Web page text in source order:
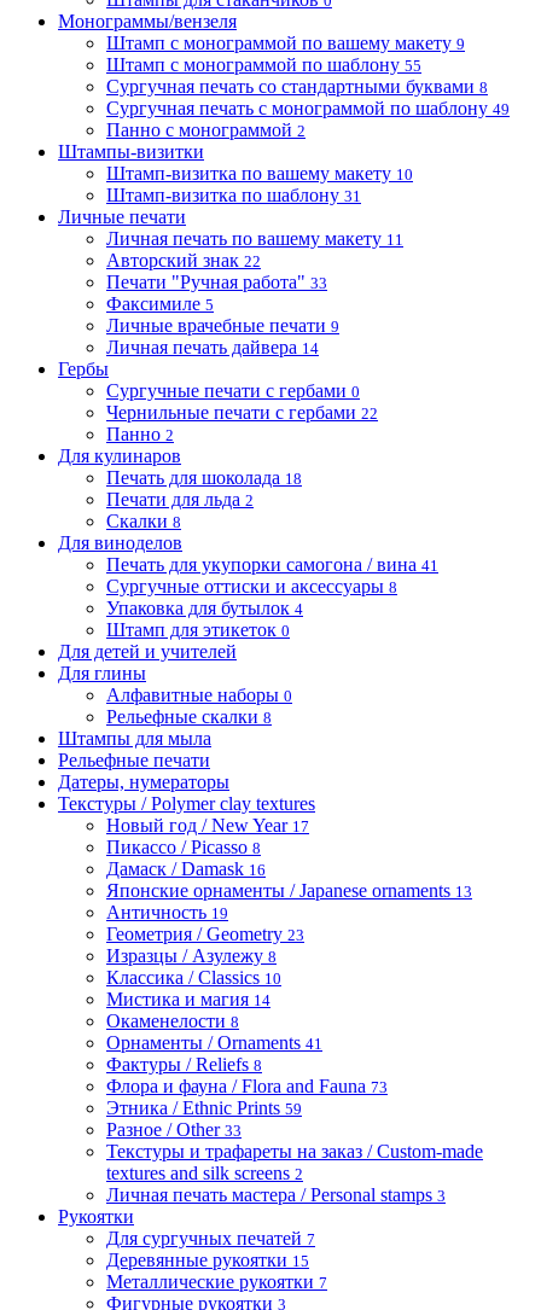
Монограммы/вензеля
Штамп с монограммой по вашему макету 9
Штамп с монограммой по шаблону 55
Сургучная печать со стандартными буквами 8
Сургучная печать с монограммой по шаблону 49
Панно с монограммой 2
Штампы-визитки
Штамп-визитка по вашему макету 10
Штамп-визитка по шаблону 31
Личные печати
Личная печать по вашему макету 11
Авторский знак 22
Печати "Ручная работа" 33
Факсимиле 5
Личные врачебные печати 9
Личная печать дайвера 14
Гербы
Сургучные печати с гербами 0
Чернильные печати с гербами 22
Панно 2
Для кулинаров
Печать для шоколада 18
Печати для льда 2
Скалки 8
Для виноделов
Печать для укупорки самогона / вина 41
Сургучные оттиски и аксессуары 8
Упаковка для бутылок 4
Штамп для этикеток 0
Для детей и учителей
Для глины
Алфавитные наборы 0
Рельефные скалки 8
Штампы для мыла
Рельефные печати
Датеры, нумераторы
Текстуры / Polymer clay textures
Новый год / New Year 17
Пикассо / Picasso 8
Дамаск / Damask 16
Японские орнаменты / Japanese ornaments 13
Античность 19
Геометрия / Geometry 23
Изразцы / Азулежу 8
Классика / Classics 10
Мистика и магия 14
Окаменелости 8
Орнаменты / Ornaments 41
Фактуры / Reliefs 8
Флора и фауна / Flora and Fauna 73
Этника / Ethnic Prints 59
Разное / Other 33
Текстуры и трафареты на заказ / Custom-made
textures and silk screens 2
Личная печать мастера / Personal stamps 3
Рукоятки
Для сургучных печатей 7
Деревянные рукоятки 15
Металлические рукоятки 7
Фигурные рукоятки 3